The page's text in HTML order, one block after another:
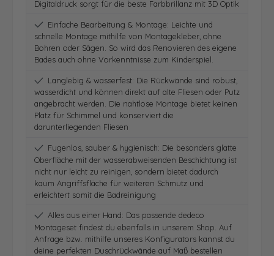
Digitaldruck sorgt für die beste Farbbrillanz mit 3D Optik
Einfache Bearbeitung & Montage: Leichte und
schnelle Montage mithilfe von Montagekleber, ohne
Bohren oder Sägen. So wird das Renovieren des eigene
Bades auch ohne Vorkenntnisse zum Kinderspiel.
Langlebig & wasserfest: Die Rückwände sind robust,
wasserdicht und können direkt auf alte Fliesen oder Putz
angebracht werden. Die nahtlose Montage bietet keinen
Platz für Schimmel und konserviert die
darunterliegenden Fliesen
Fugenlos, sauber & hygienisch: Die besonders glatte
Oberfläche mit der wasserabweisenden Beschichtung ist
nicht nur leicht zu reinigen, sondern bietet dadurch
kaum Angriffsfläche für weiteren Schmutz und
erleichtert somit die Badreinigung
Alles aus einer Hand: Das passende dedeco
Montageset findest du ebenfalls in unserem Shop. Auf
Anfrage bzw. mithilfe unseres Konfigurators kannst du
deine perfekten Duschrückwände auf Maß bestellen